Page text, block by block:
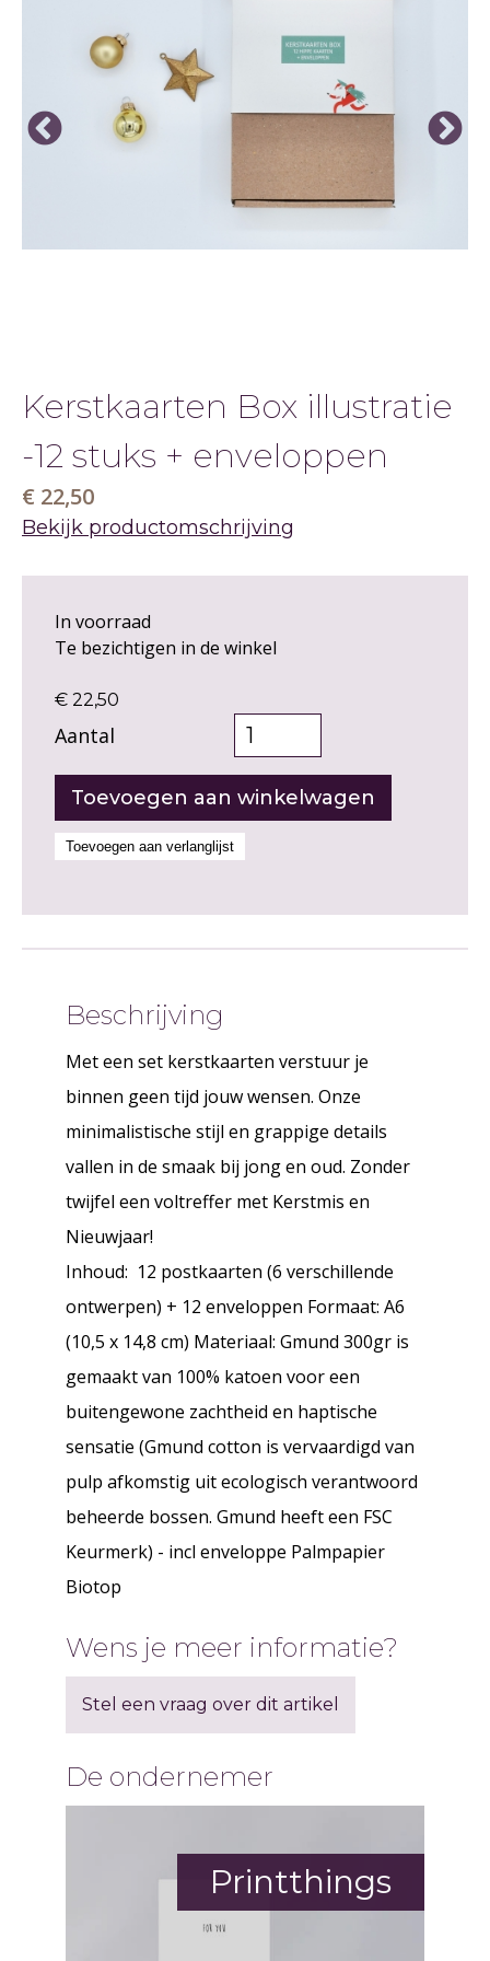
Kerstkaarten Box illustratie
-12 stuks + enveloppen
€ 22,50
Bekijk productomschrijving
In voorraad
Te bezichtigen in de winkel
€ 22,50
Aantal
Beschrijving
Met een set kerstkaarten verstuur je
binnen geen tijd jouw wensen. Onze
minimalistische stijl en grappige details
vallen in de smaak bij jong en oud. Zonder
twijfel een voltreffer met Kerstmis en
Nieuwjaar!
Inhoud: 12 postkaarten (6 verschillende
ontwerpen) + 12 enveloppen Formaat: A6
(10,5 x 14,8 cm) Materiaal: Gmund 300gr is
gemaakt van 100% katoen voor een
buitengewone zachtheid en haptische
sensatie (Gmund cotton is vervaardigd van
pulp afkomstig uit ecologisch verantwoord
beheerde bossen. Gmund heeft een FSC
Keurmerk) - incl enveloppe Palmpapier
Biotop
Wens je meer informatie?
Stel een vraag over dit artikel
De ondernemer
Printthings